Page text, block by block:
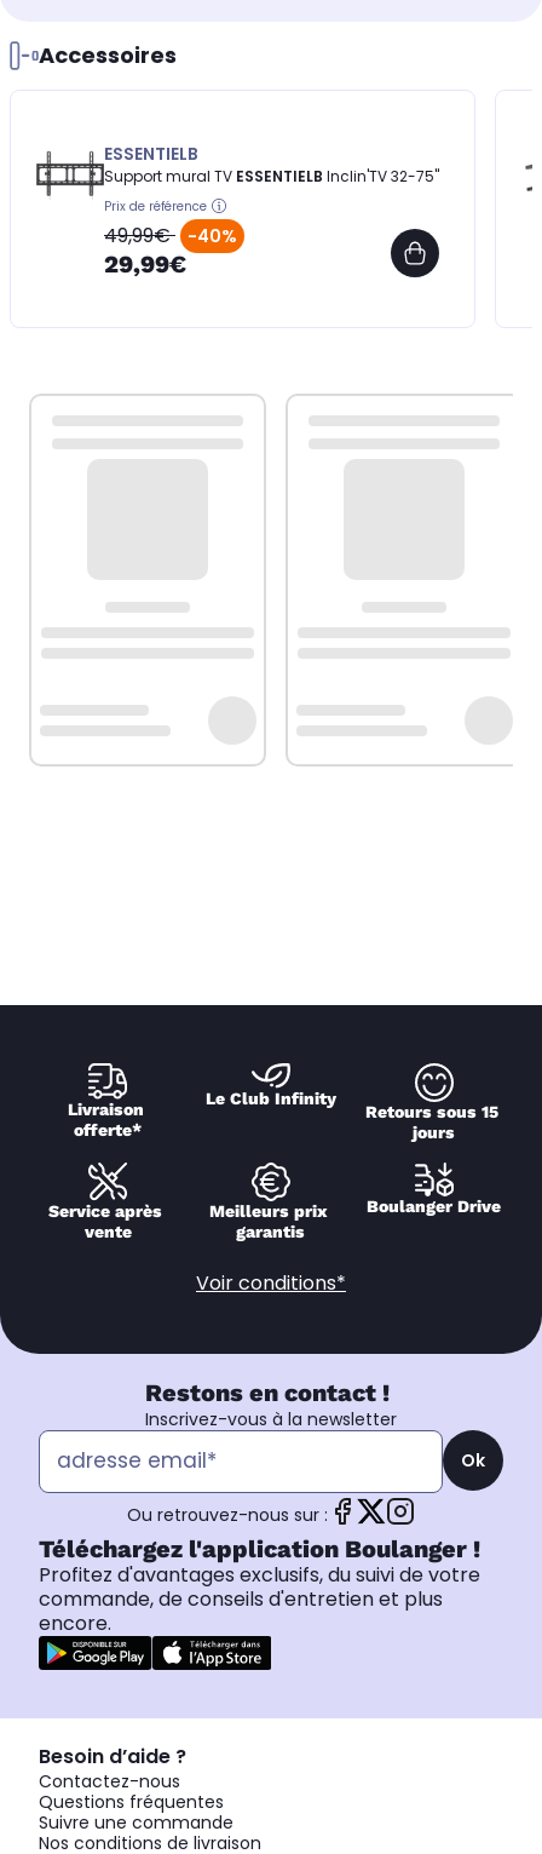
Accessoires
ESSENTIELB
Support mural TV ESSENTIELB Inclin'TV 32-75''
Prix de référence
49,99€ -40%
29,99€
Livraison
offerte*
Le Club Infinity
Retours sous 15
jours
Service après
vente
Meilleurs prix
garantis
Boulanger Drive
Voir conditions*
Restons en contact !
Inscrivez-vous à la newsletter
Ok
Ou retrouvez-nous sur :
Téléchargez l'application Boulanger !
Profitez d'avantages exclusifs, du suivi de votre
commande, de conseils d'entretien et plus
encore.
Besoin d’aide ?
Contactez-nous
Questions fréquentes
Suivre une commande
Nos conditions de livraison